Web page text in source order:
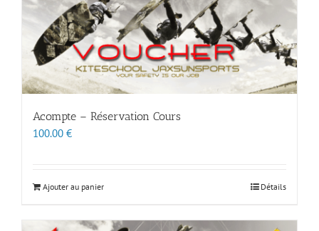
Acompte – Réservation Cours
100.00 €
Ajouter au panier Détails